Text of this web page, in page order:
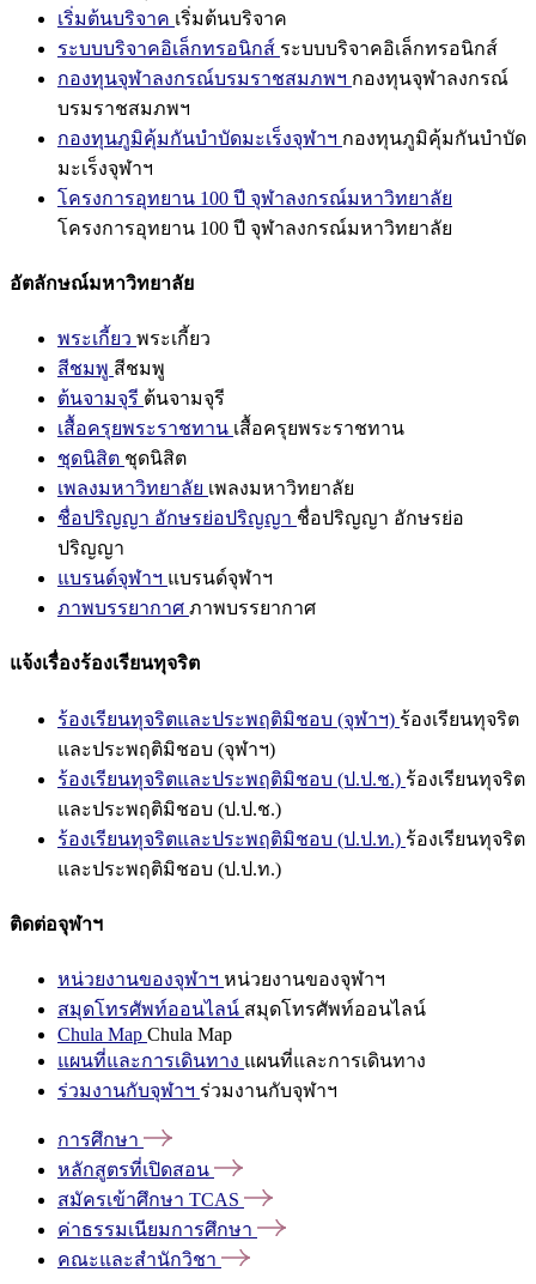
เริ่มต้นบริจาค เริ่มต้นบริจาค
ระบบบริจาคอิเล็กทรอนิกส์ ระบบบริจาคอิเล็กทรอนิกส์
กองทุนจุฬาลงกรณ์บรมราชสมภพฯ กองทุนจุฬาลงกรณ์
บรมราชสมภพฯ
กองทุนภูมิคุ้มกันบำบัดมะเร็งจุฬาฯ กองทุนภูมิคุ้มกันบำบัด
มะเร็งจุฬาฯ
โครงการอุทยาน 100 ปี จุฬาลงกรณ์มหาวิทยาลัย
โครงการอุทยาน 100 ปี จุฬาลงกรณ์มหาวิทยาลัย
อัตลักษณ์มหาวิทยาลัย
พระเกี้ยว พระเกี้ยว
สีชมพู สีชมพู
ต้นจามจุรี ต้นจามจุรี
เสื้อครุยพระราชทาน เสื้อครุยพระราชทาน
ชุดนิสิต ชุดนิสิต
เพลงมหาวิทยาลัย เพลงมหาวิทยาลัย
ชื่อปริญญา อักษรย่อปริญญา ชื่อปริญญา อักษรย่อ
ปริญญา
แบรนด์จุฬาฯ แบรนด์จุฬาฯ
ภาพบรรยากาศ ภาพบรรยากาศ
แจ้งเรื่องร้องเรียนทุจริต
ร้องเรียนทุจริตและประพฤติมิชอบ (จุฬาฯ) ร้องเรียนทุจริต
และประพฤติมิชอบ (จุฬาฯ)
ร้องเรียนทุจริตและประพฤติมิชอบ (ป.ป.ช.) ร้องเรียนทุจริต
และประพฤติมิชอบ (ป.ป.ช.)
ร้องเรียนทุจริตและประพฤติมิชอบ (ป.ป.ท.) ร้องเรียนทุจริต
และประพฤติมิชอบ (ป.ป.ท.)
ติดต่อจุฬาฯ
หน่วยงานของจุฬาฯ หน่วยงานของจุฬาฯ
สมุดโทรศัพท์ออนไลน์ สมุดโทรศัพท์ออนไลน์
Chula Map Chula Map
แผนที่และการเดินทาง แผนที่และการเดินทาง
ร่วมงานกับจุฬาฯ ร่วมงานกับจุฬาฯ
การศึกษา
หลักสูตรที่เปิดสอน
สมัครเข้าศึกษา TCAS
ค่าธรรมเนียมการศึกษา
คณะและสำนักวิชา